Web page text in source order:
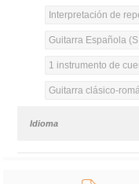
Interpretación de
Guitarra Española
1 instrumento de
Guitarra clásico-
Idioma